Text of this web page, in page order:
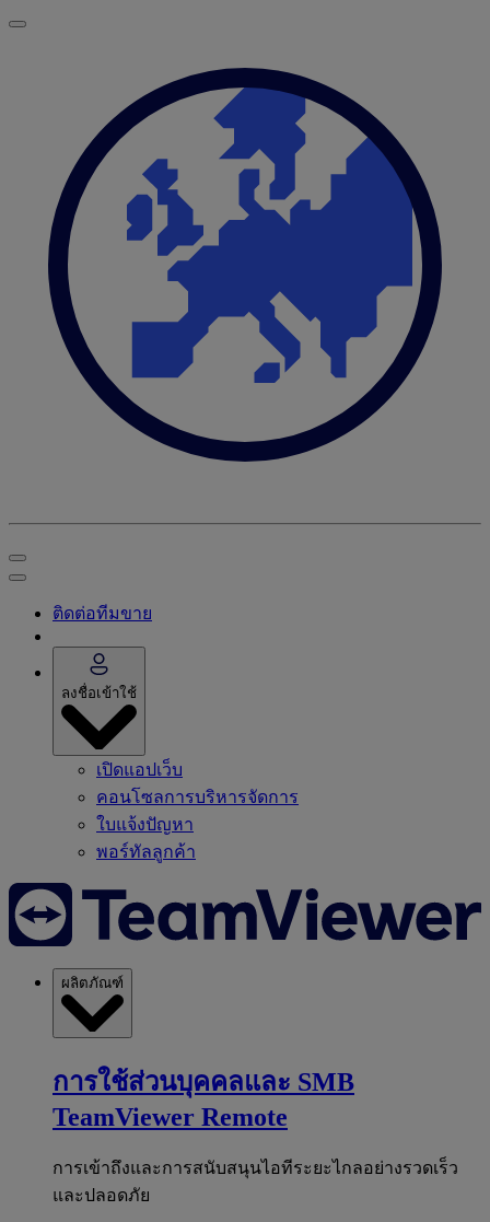
ติดต่อทีมขาย
ลงชื่อเข้าใช้
เปิดแอปเว็บ
คอนโซลการบริหารจัดการ
ใบแจ้งปัญหา
พอร์ทัลลูกค้า
ผลิตภัณฑ์
การใช้ส่วนบุคคลและ SMB
TeamViewer Remote
การเข้าถึงและการสนับสนุนไอทีระยะไกลอย่างรวดเร็ว
และปลอดภัย